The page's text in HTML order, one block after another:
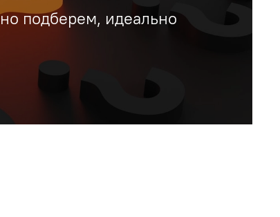
подберем, идеально